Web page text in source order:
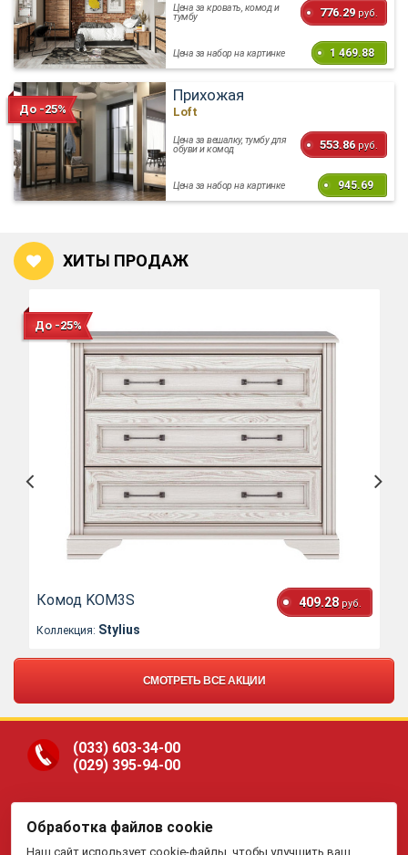
Цена за кровать, комод и
тумбу 776.29 руб.
Цена за набор на картинке 1 469.88
До -25%
Прихожая
Loft
Цена за вешалку, тумбу для
обуви и комод 553.86 руб.
Цена за набор на картинке 945.69
ХИТЫ ПРОДАЖ
До -25%
Комод KOM3S 409.28 руб.
Коллекция: Stylius
СМОТРЕТЬ ВСЕ АКЦИИ
(033) 603-34-00
(029) 395-94-00
Обработка файлов cookie
Наш сайт использует cookie-файлы, чтобы улучшить ваш